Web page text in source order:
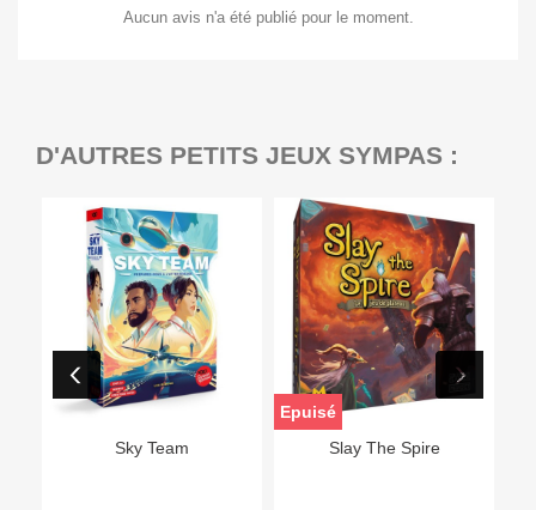
Aucun avis n'a été publié pour le moment.
D'AUTRES PETITS JEUX SYMPAS :
Sky Team Slay The Spire
Epuisé